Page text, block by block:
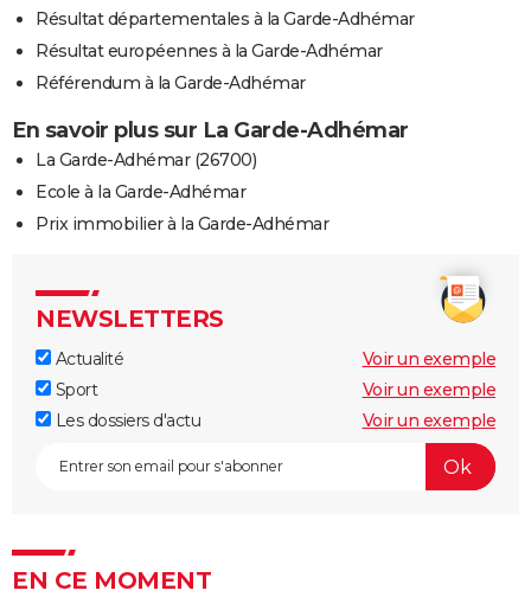
Résultat départementales à la Garde-Adhémar
Résultat européennes à la Garde-Adhémar
Référendum à la Garde-Adhémar
En savoir plus sur La Garde-Adhémar
La Garde-Adhémar (26700)
Ecole à la Garde-Adhémar
Prix immobilier à la Garde-Adhémar
NEWSLETTERS
Actualité
Voir un exemple
Sport
Voir un exemple
Les dossiers d'actu
Voir un exemple
EN CE MOMENT